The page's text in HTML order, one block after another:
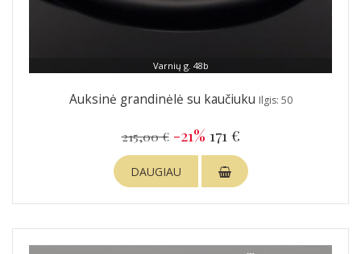
Varnių g. 48b
Auksinė grandinėlė su kaučiuku Ilgis: 50
215,00 € -21% 171 €
DAUGIAU